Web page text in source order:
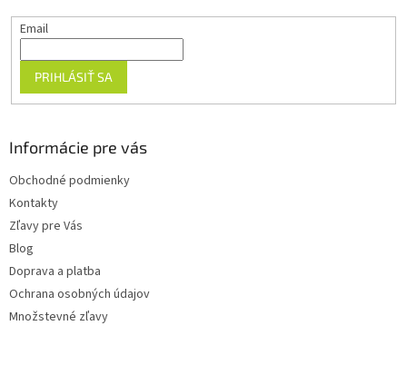
Email
PRIHLÁSIŤ SA
Informácie pre vás
Obchodné podmienky
Kontakty
Zľavy pre Vás
Blog
Doprava a platba
Ochrana osobných údajov
Množstevné zľavy